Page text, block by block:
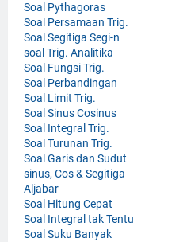
Soal Pythagoras
Soal Persamaan Trig.
Soal Segitiga Segi-n
soal Trig. Analitika
Soal Fungsi Trig.
Soal Perbandingan
Soal Limit Trig.
Soal Sinus Cosinus
Soal Integral Trig.
Soal Turunan Trig.
Soal Garis dan Sudut
sinus, Cos & Segitiga
Aljabar
Soal Hitung Cepat
Soal Integral tak Tentu
Soal Suku Banyak